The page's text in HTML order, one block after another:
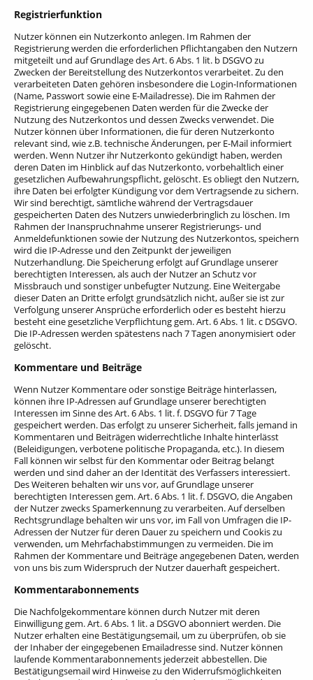
Registrierfunktion
Nutzer können ein Nutzerkonto anlegen. Im Rahmen der
Registrierung werden die erforderlichen Pflichtangaben den Nutzern
mitgeteilt und auf Grundlage des Art. 6 Abs. 1 lit. b DSGVO zu
Zwecken der Bereitstellung des Nutzerkontos verarbeitet. Zu den
verarbeiteten Daten gehören insbesondere die Login-Informationen
(Name, Passwort sowie eine E-Mailadresse). Die im Rahmen der
Registrierung eingegebenen Daten werden für die Zwecke der
Nutzung des Nutzerkontos und dessen Zwecks verwendet. Die
Nutzer können über Informationen, die für deren Nutzerkonto
relevant sind, wie z.B. technische Änderungen, per E-Mail informiert
werden. Wenn Nutzer ihr Nutzerkonto gekündigt haben, werden
deren Daten im Hinblick auf das Nutzerkonto, vorbehaltlich einer
gesetzlichen Aufbewahrungspflicht, gelöscht. Es obliegt den Nutzern,
ihre Daten bei erfolgter Kündigung vor dem Vertragsende zu sichern.
Wir sind berechtigt, sämtliche während der Vertragsdauer
gespeicherten Daten des Nutzers unwiederbringlich zu löschen. Im
Rahmen der Inanspruchnahme unserer Registrierungs- und
Anmeldefunktionen sowie der Nutzung des Nutzerkontos, speichern
wird die IP-Adresse und den Zeitpunkt der jeweiligen
Nutzerhandlung. Die Speicherung erfolgt auf Grundlage unserer
berechtigten Interessen, als auch der Nutzer an Schutz vor
Missbrauch und sonstiger unbefugter Nutzung. Eine Weitergabe
dieser Daten an Dritte erfolgt grundsätzlich nicht, außer sie ist zur
Verfolgung unserer Ansprüche erforderlich oder es besteht hierzu
besteht eine gesetzliche Verpflichtung gem. Art. 6 Abs. 1 lit. c DSGVO.
Die IP-Adressen werden spätestens nach 7 Tagen anonymisiert oder
gelöscht.
Kommentare und Beiträge
Wenn Nutzer Kommentare oder sonstige Beiträge hinterlassen,
können ihre IP-Adressen auf Grundlage unserer berechtigten
Interessen im Sinne des Art. 6 Abs. 1 lit. f. DSGVO für 7 Tage
gespeichert werden. Das erfolgt zu unserer Sicherheit, falls jemand in
Kommentaren und Beiträgen widerrechtliche Inhalte hinterlässt
(Beleidigungen, verbotene politische Propaganda, etc.). In diesem
Fall können wir selbst für den Kommentar oder Beitrag belangt
werden und sind daher an der Identität des Verfassers interessiert.
Des Weiteren behalten wir uns vor, auf Grundlage unserer
berechtigten Interessen gem. Art. 6 Abs. 1 lit. f. DSGVO, die Angaben
der Nutzer zwecks Spamerkennung zu verarbeiten. Auf derselben
Rechtsgrundlage behalten wir uns vor, im Fall von Umfragen die IP-
Adressen der Nutzer für deren Dauer zu speichern und Cookis zu
verwenden, um Mehrfachabstimmungen zu vermeiden. Die im
Rahmen der Kommentare und Beiträge angegebenen Daten, werden
von uns bis zum Widerspruch der Nutzer dauerhaft gespeichert.
Kommentarabonnements
Die Nachfolgekommentare können durch Nutzer mit deren
Einwilligung gem. Art. 6 Abs. 1 lit. a DSGVO abonniert werden. Die
Nutzer erhalten eine Bestätigungsemail, um zu überprüfen, ob sie
der Inhaber der eingegebenen Emailadresse sind. Nutzer können
laufende Kommentarabonnements jederzeit abbestellen. Die
Bestätigungsemail wird Hinweise zu den Widerrufsmöglichkeiten